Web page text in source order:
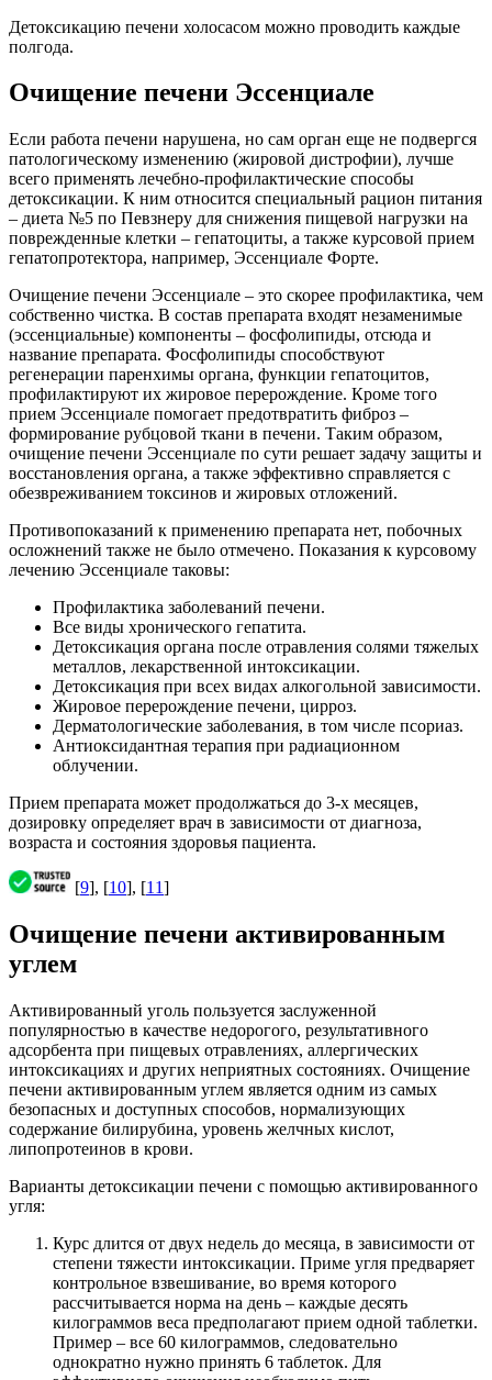
Детоксикацию печени холосасом можно проводить каждые
полгода.
Очищение печени Эссенциале
Если работа печени нарушена, но сам орган еще не подвергся
патологическому изменению (жировой дистрофии), лучше
всего применять лечебно-профилактические способы
детоксикации. К ним относится специальный рацион питания
– диета №5 по Певзнеру для снижения пищевой нагрузки на
поврежденные клетки – гепатоциты, а также курсовой прием
гепатопротектора, например, Эссенциале Форте.
Очищение печени Эссенциале – это скорее профилактика, чем
собственно чистка. В состав препарата входят незаменимые
(эссенциальные) компоненты – фосфолипиды, отсюда и
название препарата. Фосфолипиды способствуют
регенерации паренхимы органа, функции гепатоцитов,
профилактируют их жировое перерождение. Кроме того
прием Эссенциале помогает предотвратить фиброз –
формирование рубцовой ткани в печени. Таким образом,
очищение печени Эссенциале по сути решает задачу защиты и
восстановления органа, а также эффективно справляется с
обезвреживанием токсинов и жировых отложений.
Противопоказаний к применению препарата нет, побочных
осложнений также не было отмечено. Показания к курсовому
лечению Эссенциале таковы:
Профилактика заболеваний печени.
Все виды хронического гепатита.
Детоксикация органа после отравления солями тяжелых
металлов, лекарственной интоксикации.
Детоксикация при всех видах алкогольной зависимости.
Жировое перерождение печени, цирроз.
Дерматологические заболевания, в том числе псориаз.
Антиоксидантная терапия при радиационном
облучении.
Прием препарата может продолжаться до 3-х месяцев,
дозировку определяет врач в зависимости от диагноза,
возраста и состояния здоровья пациента.
[9], [10], [11]
Очищение печени активированным
углем
Активированный уголь пользуется заслуженной
популярностью в качестве недорогого, результативного
адсорбента при пищевых отравлениях, аллергических
интоксикациях и других неприятных состояниях. Очищение
печени активированным углем является одним из самых
безопасных и доступных способов, нормализующих
содержание билирубина, уровень желчных кислот,
липопротеинов в крови.
Варианты детоксикации печени с помощью активированного
угля:
Курс длится от двух недель до месяца, в зависимости от
степени тяжести интоксикации. Приме угля предваряет
контрольное взвешивание, во время которого
рассчитывается норма на день – каждые десять
килограммов веса предполагают прием одной таблетки.
Пример – все 60 килограммов, следовательно
однократно нужно принять 6 таблеток. Для